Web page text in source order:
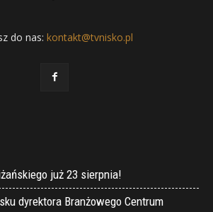
do nas: kontakt@tvnisko.pl
już 23 sierpnia!
dyrektora Branżowego Centrum